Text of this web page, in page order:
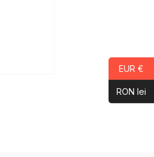
EUR €
RON lei